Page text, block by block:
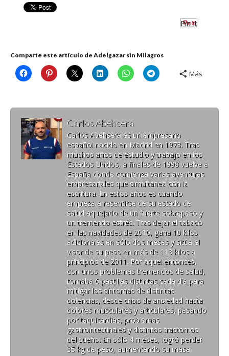
Pin It
Comparte este artículo de Adelgazar sin Milagros
Más
Carlos Abehsera
Carlos Abehsera es un empresario
español nacido en Madrid en 1973. Tras
muchos años de estudio y trabajo en los
Estados Unidos, a finales de 1998 vuelve a
España donde comienza varias aventuras
empresariales que simultanea con la
escritura. En estos años es cuando
empieza a resentirse de su estado de
salud aquejado de un fuerte sobrepeso y
un tremendo estrés. Tras dejar el tabaco
en las navidades de 2010, gana 10 kilos
adicionales en sólo dos meses y sitúa el
visor de su peso en más de 113 kilos a
principios de 2011. Por aquel entonces,
con unos problemas tremendos de salud,
tomaba 6 pastillas distintas cada día para
mitigar los síntomas de distintas
dolencias, desde crisis de ansiedad hasta
dolores musculares y articulares, pasando
por taquicardias, problemas
gastrointestinales y distintos trastornos
del sueño. En sólo 4 meses, logró perder
35 kg de peso, aumentando su masa